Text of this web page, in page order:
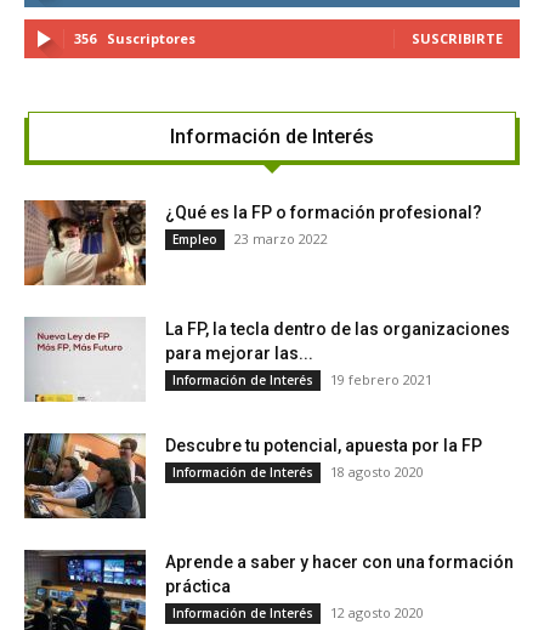
356 Suscriptores SUSCRIBIRTE
Información de Interés
¿Qué es la FP o formación profesional?
Empleo 23 marzo 2022
La FP, la tecla dentro de las organizaciones
para mejorar las...
Información de Interés 19 febrero 2021
Descubre tu potencial, apuesta por la FP
Información de Interés 18 agosto 2020
Aprende a saber y hacer con una formación
práctica
Información de Interés 12 agosto 2020